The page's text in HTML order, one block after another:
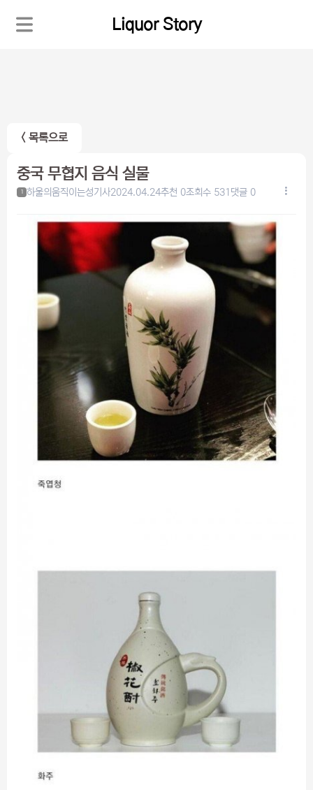
Liquor Story
< 목록으로
중국 무협지 음식 실물
1 하울의움직이는성기사2024.04.24추천 0조회수 531 댓글 0